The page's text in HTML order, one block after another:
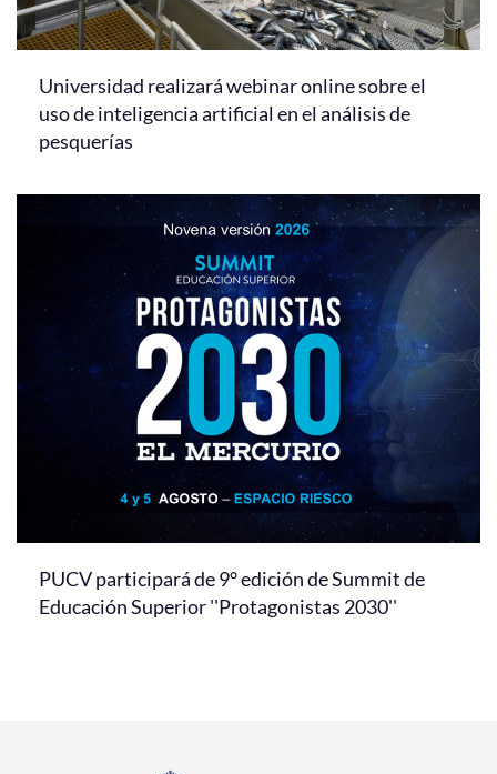
Universidad realizará webinar online sobre el
uso de inteligencia artificial en el análisis de
pesquerías
PUCV participará de 9° edición de Summit de
Educación Superior ''Protagonistas 2030''